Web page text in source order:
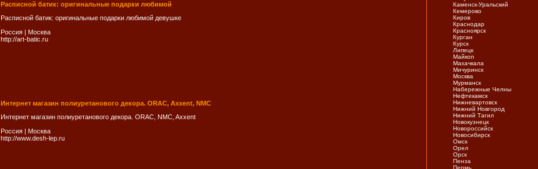
Расписной батик: оригинальные подарки любимой
Расписной батик: оригинальные подарки любимой девушке
Россия | Москва
http://art-batic.ru
Интернет магазин полиуретанового декора. ORAC, Axxent, NMC
Интернет магазин полиуретанового декора. ORAC, NMC, Axxent
Россия | Москва
http://www.desh-lep.ru
Каменск-Уральский
Кемерово
Киров
Краснодар
Красноярск
Курган
Курск
Липецк
Майкоп
Махачкала
Мичуринск
Москва
Мурманск
Набережные Челны
Нефтекамск
Нижневартовск
Нижний Новгород
Нижний Тагил
Новокузнецк
Новороссийск
Новосибирск
Омск
Орел
Орск
Пенза
Пермь